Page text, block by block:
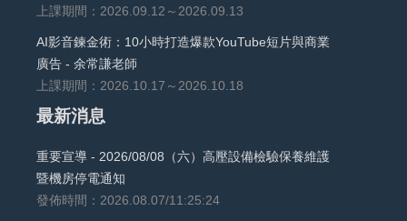
上課期間：2026.09.12～2026.09.13
AI影音鍊金術：10小時打造爆款YouTube短片與商業
廣告 - 余常謙老師
上課期間：2026.10.17～2026.10.18
最新消息
重要宣導 - 2026/08/08（六）高壓設備檢驗保養維護
暨機房停電通知
發佈時間：2026.08.07/11:25:24